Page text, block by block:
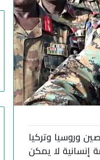
وروسيا وتركيا
إنسانية لا يمكن